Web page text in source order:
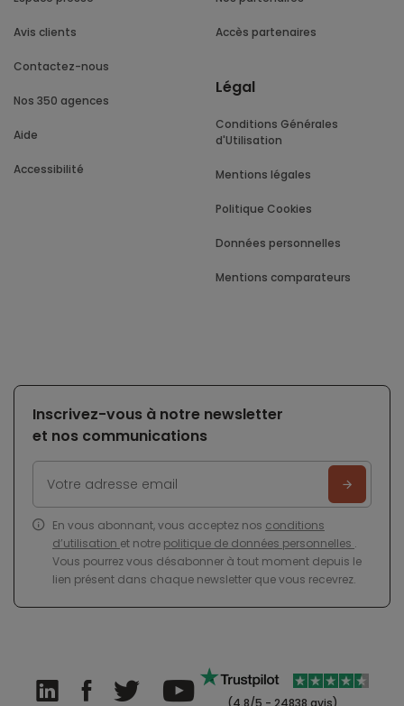
Avis clients
Contactez-nous
Nos 350 agences
Aide
Accessibilité
Accès partenaires
Légal
Conditions Générales
d'Utilisation
Mentions légales
Politique Cookies
Données personnelles
Mentions comparateurs
Inscrivez-vous à notre newsletter
et nos communications
En vous abonnant, vous acceptez nos conditions
d’utilisation et notre politique de données personnelles .
Vous pourrez vous désabonner à tout moment depuis le
lien présent dans chaque newsletter que vous recevrez.
(4.8/5 - 24838 avis)